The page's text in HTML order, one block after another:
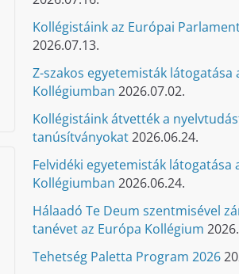
Kollégistáink az Európai
2026.07.13.
Z-szakos egyetemisták látogatása
Kollégiumban 2026.07.02.
Kollégistáink átvették a
tanúsítványokat2026.06.24.
Felvidéki egyetemisták látogatása
Kollégiumban 2026.06.24.
Hálaadó Te Deum szentmisével
tanévet az Európa Kollégium
Tehetség Paletta Program 2026